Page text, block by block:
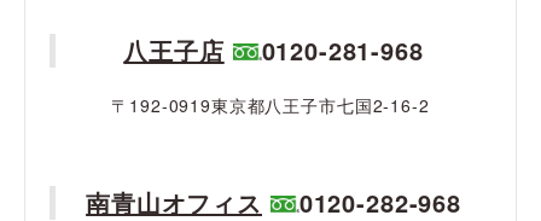
八王子店 0120-281-968
〒192-0919東京都八王子市七国2-16-2
南青山オフィス 0120-282-968